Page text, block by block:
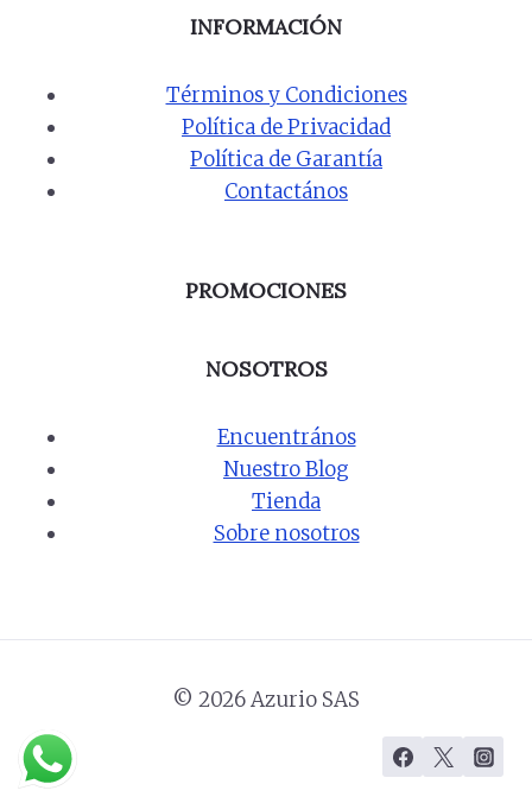
INFORMACIÓN
Términos y Condiciones
Política de Privacidad
Política de Garantía
Contactános
PROMOCIONES
NOSOTROS
Encuentrános
Nuestro Blog
Tienda
Sobre nosotros
© 2026 Azurio SAS